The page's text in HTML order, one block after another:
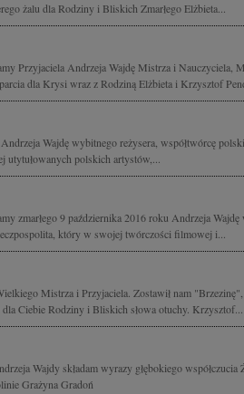
żalu dla Rodziny i Bliskich Zmarłego Elżbieta...
Przyjaciela Andrzeja Wajdę Mistrza i Nauczyciela,
dla Krysi wraz z Rodziną Elżbieta i Krzysztof
Wajdę wybitnego reżysera, współtwórcę
utytułowanych polskich artystów,...
zmarłego 9 października 2016 roku Andrzeja Wajdę
który w swojej twórczości filmowej i...
Mistrza i Przyjaciela. Zostawił nam
Ciebie Rodziny i Bliskich słowa otuchy. Krzysztof...
Wajdy składam wyrazy głębokiego
Grażyna Gradoń